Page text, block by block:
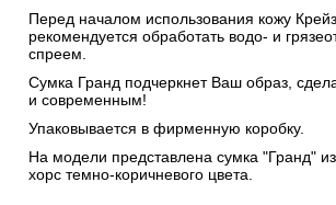
Перед началом использования кожу
рекомендуется обработать водо- и
спреем.
Сумка Гранд подчеркнет Ваш образ,
и современным!
Упаковывается в фирменную коробку.
На модели представлена сумка "Гранд"
хорс темно-коричневого цвета.